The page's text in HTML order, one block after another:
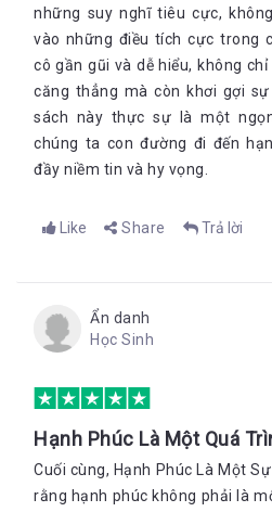
những suy nghĩ tiêu cực,
vào những điều tích cực trong
cô gần gũi và dễ hiểu, không
căng thẳng mà còn khơi gợi
sách này thực sự là một
chúng ta con đường đi đến
đầy niềm tin và hy vọng.
Like Share Trả lời
Ẩn danh
Học Sinh
Hạnh Phúc Là Một Quá
Cuối cùng, Hạnh Phúc Là Một
rằng hạnh phúc không phải là